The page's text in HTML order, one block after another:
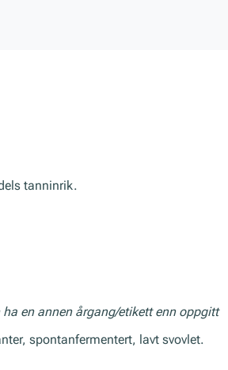
tanninrik.
en annen årgang/etikett enn oppgitt
spontanfermentert, lavt svovlet.